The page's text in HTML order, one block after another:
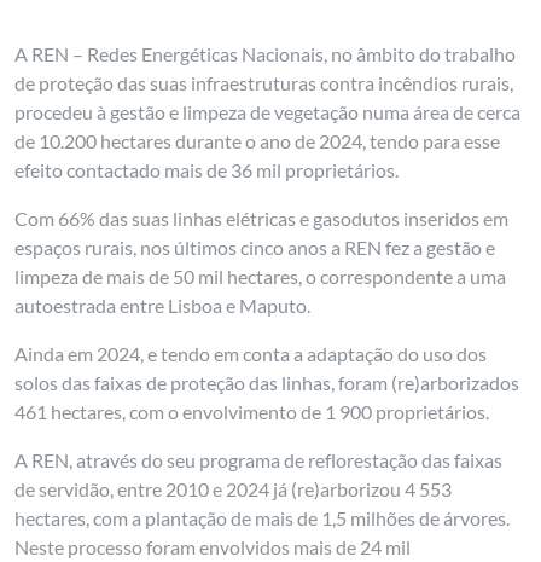
A REN – Redes Energéticas Nacionais, no âmbito do trabalho
de proteção das suas infraestruturas contra incêndios rurais,
procedeu à gestão e limpeza de vegetação numa área de cerca
de 10.200 hectares durante o ano de 2024, tendo para esse
efeito contactado mais de 36 mil proprietários.
Com 66% das suas linhas elétricas e gasodutos inseridos em
espaços rurais, nos últimos cinco anos a REN fez a gestão e
limpeza de mais de 50 mil hectares, o correspondente a uma
autoestrada entre Lisboa e Maputo.
Ainda em 2024, e tendo em conta a adaptação do uso dos
solos das faixas de proteção das linhas, foram (re)arborizados
461 hectares, com o envolvimento de 1 900 proprietários.
A REN, através do seu programa de reflorestação das faixas
de servidão, entre 2010 e 2024 já (re)arborizou 4 553
hectares, com a plantação de mais de 1,5 milhões de árvores.
Neste processo foram envolvidos mais de 24 mil